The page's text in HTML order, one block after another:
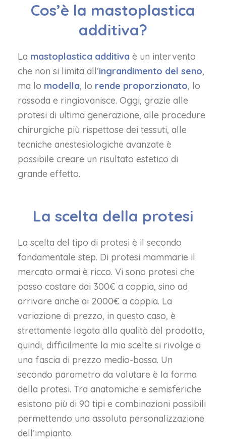
Cos’è la mastoplastica
additiva?
La mastoplastica additiva è un intervento
che non si limita all’ingrandimento del seno,
ma lo modella, lo rende proporzionato, lo
rassoda e ringiovanisce. Oggi, grazie alle
protesi di ultima generazione, alle procedure
chirurgiche più rispettose dei tessuti, alle
tecniche anestesiologiche avanzate è
possibile creare un risultato estetico di
grande effetto.
La scelta della protesi
La scelta del tipo di protesi è il secondo
fondamentale step. Di protesi mammarie il
mercato ormai è ricco. Vi sono protesi che
posso costare dai 300€ a coppia, sino ad
arrivare anche ai 2000€ a coppia. La
variazione di prezzo, in questo caso, è
strettamente legata alla qualità del prodotto,
quindi, difficilmente la mia scelte si rivolge a
una fascia di prezzo medio-bassa. Un
secondo parametro da valutare è la forma
della protesi. Tra anatomiche e semisferiche
esistono più di 90 tipi e combinazioni possibili
permettendo una assoluta personalizzazione
dell’impianto.